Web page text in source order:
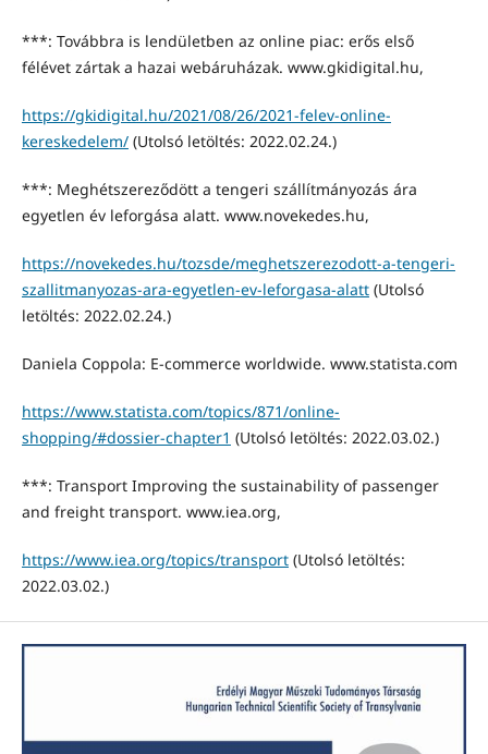
***: Továbbra is lendületben az online piac: erős első
félévet zártak a hazai webáruházak. www.gkidigital.hu,
https://gkidigital.hu/2021/08/26/2021-felev-online-
kereskedelem/(Utolsó letöltés: 2022.02.24.)
***: Meghétszereződött a tengeri szállítmányozás ára
egyetlen év leforgása alatt. www.novekedes.hu,
https://novekedes.hu/tozsde/meghetszerezodott-a-tengeri-
szallitmanyozas-ara-egyetlen-ev-leforgasa-alatt(Utolsó
letöltés: 2022.02.24.)
Daniela Coppola: E-commerce worldwide. www.statista.com
https://www.statista.com/topics/871/online-
shopping/#dossier-chapter1 (Utolsó letöltés: 2022.03.02.)
***: Transport Improving the sustainability of passenger
and freight transport. www.iea.org,
https://www.iea.org/topics/transport(Utolsó letöltés:
2022.03.02.)